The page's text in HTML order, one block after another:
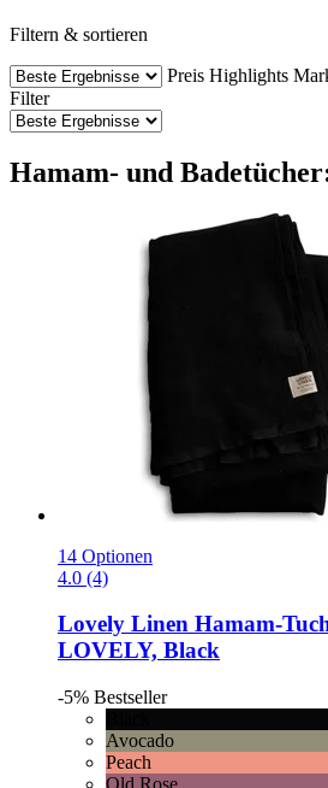
Filtern & sortieren
Preis Highlights
Filter
Hamam- und
14 Optionen
4.0 (4)
Lovely Linen Hamam-​
LOVELY, Black
-5% Bestseller
Avocado
Peach
Old Rose